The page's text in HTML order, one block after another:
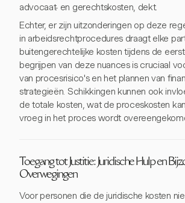
advocaat- en gerechtskosten, dekt.
Echter, er zijn uitzonderingen op deze
in arbeidsrechtprocedures draagt elke
buitengerechtelijke kosten tijdens de
begrijpen van deze nuances is cruciaal
van procesrisico's en het plannen van
strategieën. Schikkingen kunnen ook
de totale kosten, wat de proceskosten
vroeg in het proces wordt
Toegang tot Justitie: Juridische Hulp en
Overwegingen
Voor personen die de juridische kosten